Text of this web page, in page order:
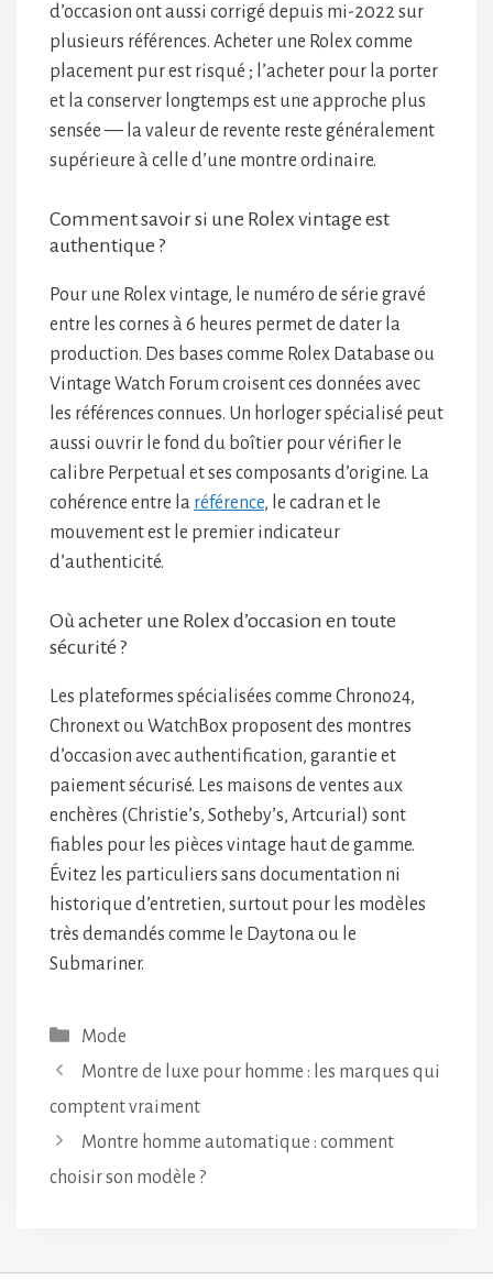
d’occasion ont aussi corrigé depuis mi-2022 sur
plusieurs références. Acheter une Rolex comme
placement pur est risqué ; l’acheter pour la porter
et la conserver longtemps est une approche plus
sensée — la valeur de revente reste généralement
supérieure à celle d’une montre ordinaire.
Comment savoir si une Rolex vintage est
authentique ?
Pour une Rolex vintage, le numéro de série gravé
entre les cornes à 6 heures permet de dater la
production. Des bases comme Rolex Database ou
Vintage Watch Forum croisent ces données avec
les références connues. Un horloger spécialisé peut
aussi ouvrir le fond du boîtier pour vérifier le
calibre Perpetual et ses composants d’origine. La
cohérence entre la référence, le cadran et le
mouvement est le premier indicateur
d’authenticité.
Où acheter une Rolex d’occasion en toute
sécurité ?
Les plateformes spécialisées comme Chrono24,
Chronext ou WatchBox proposent des montres
d’occasion avec authentification, garantie et
paiement sécurisé. Les maisons de ventes aux
enchères (Christie’s, Sotheby’s, Artcurial) sont
fiables pour les pièces vintage haut de gamme.
Évitez les particuliers sans documentation ni
historique d’entretien, surtout pour les modèles
très demandés comme le Daytona ou le
Submariner.
Catégories
Mode
Montre de luxe pour homme : les marques qui
comptent vraiment
Montre homme automatique : comment
choisir son modèle ?